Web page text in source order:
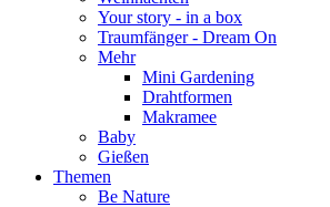
Your story - in a box
Traumfänger - Dream On
Mehr
Mini Gardening
Drahtformen
Makramee
Baby
Gießen
Themen
Be Nature